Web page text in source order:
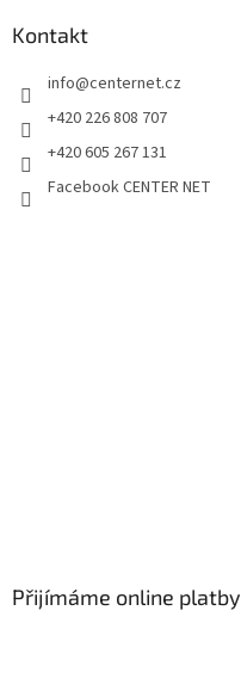
Kontakt
info@centernet.cz
+420 226 808 707
+420 605 267 131
Facebook CENTER NET
Přijímáme online platby